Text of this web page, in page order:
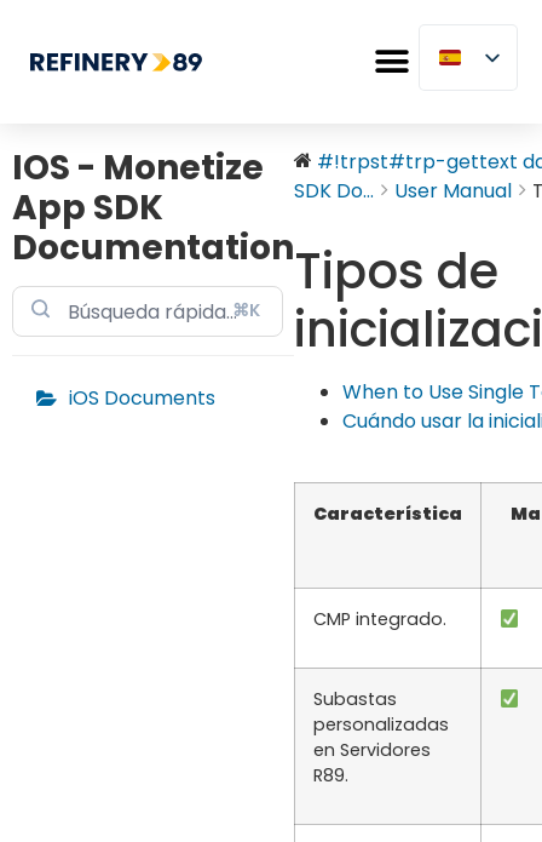
IOS - Monetize
App SDK
Documentation
⌘K
iOS Documents
#!trpst#trp-gettext
SDK Do...
User Manual
Tipos de
When to Use Single
Cuándo usar la
Característica
CMP integrado.
Subastas
personalizadas
en Servidores
R89.